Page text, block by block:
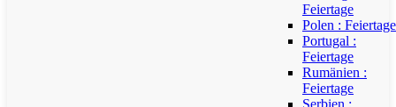
Feiertage
Polen : Feiertage
Portugal :
Feiertage
Rumänien :
Feiertage
Serbien :